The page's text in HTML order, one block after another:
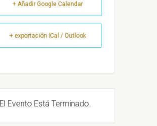
+ Añadir Google Calendar
+ exportación iCal / Outlook
El Evento Está Terminado.